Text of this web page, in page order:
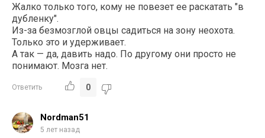
Жалко только того, кому не повезет ее раскатать "в
дубленку".
Из-за безмозглой овцы садиться на зону неохота.
Только это и удерживает.
А так — да, давить надо. По другому они просто не
понимают. Мозга нет.
Ответить 0
Nordman51
5 лет назад